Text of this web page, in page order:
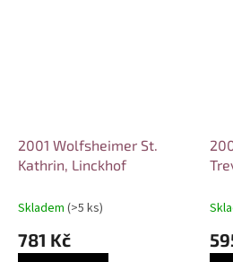
2001 Wolfsheimer St.
Kathrin, Linckhof
Skladem (>5 ks)
781 Kč